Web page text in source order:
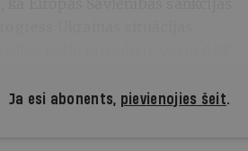
Ja esi abonents, pievienojies šeit.